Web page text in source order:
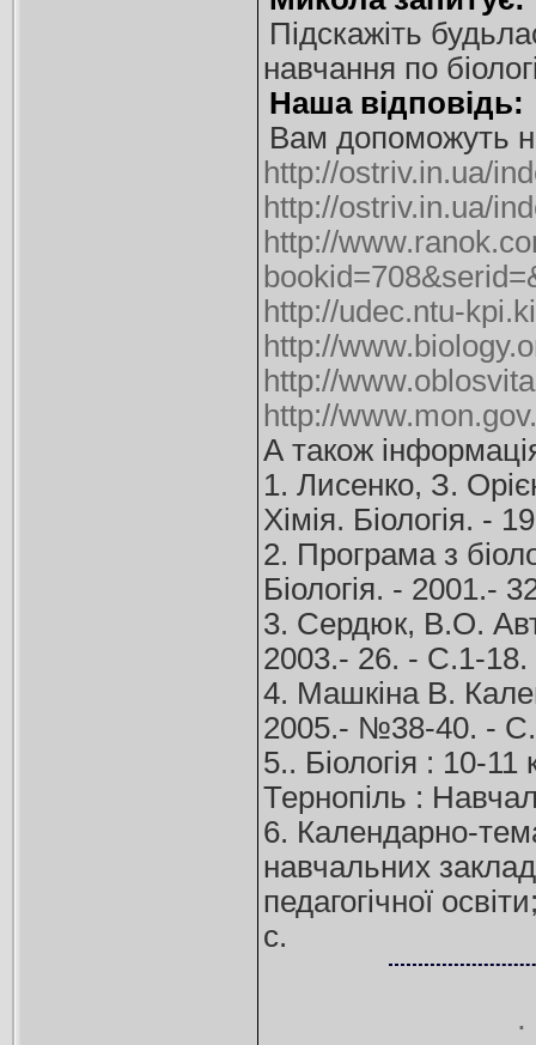
Підскажіть
навчання по
Наша відповідь:
Вам допоможуть
http://ostriv.in.ua/
http://ostriv.in.ua/
http://
http://udec.ntu-
http://
http://
http://
А також
1. Лисенко, З.
Хімія. Біологія. -
2. Програма з
Біологія. - 2001.-
3. Сердюк, В.О.
2003.- 26. - С.1-18.
4. Машкіна В.
2005.- №38-40. -
5.. Біологія : 10-
Тернопіль :
6. Календарно-
навчальних
педагогічної
с.